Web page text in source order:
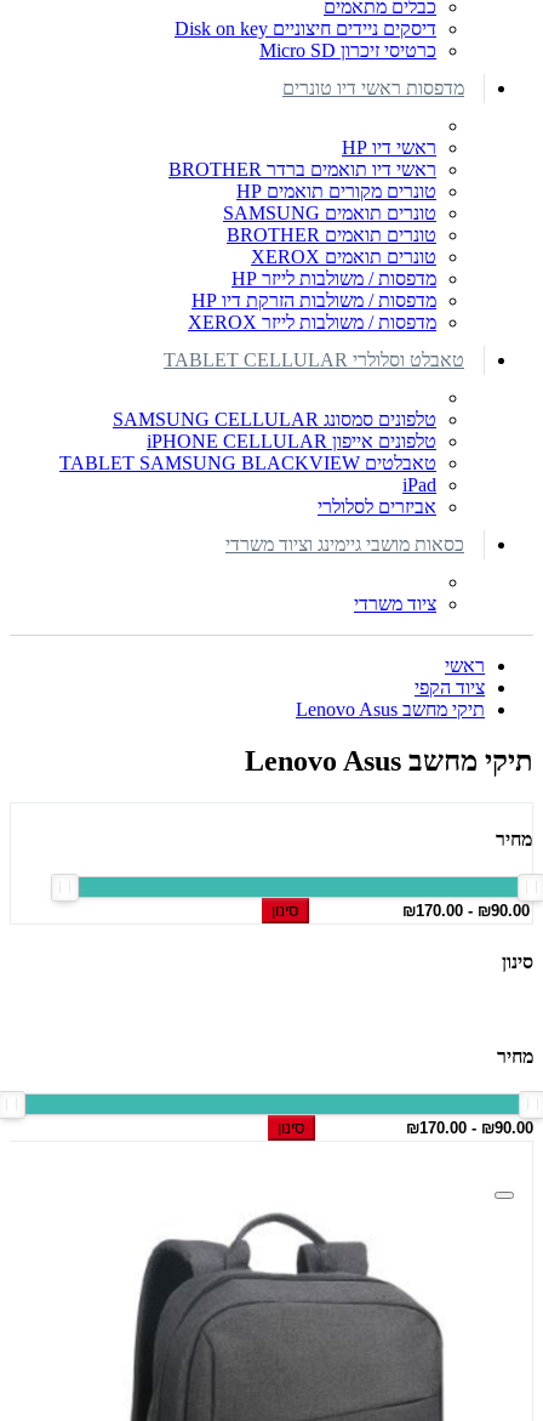
כבלים מתאמים
דיסקים ניידים חיצוניים Disk on key
כרטיסי זיכרון Micro SD
מדפסות ראשי דיו טונרים
ראשי דיו HP
ראשי דיו תואמים ברדר BROTHER
טונרים מקורים תואמים HP
טונרים תואמים SAMSUNG
טונרים תואמים BROTHER
טונרים תואמים XEROX
מדפסות / משולבות לייזר HP
מדפסות / משולבות הזרקת דיו HP
מדפסות / משולבות לייזר XEROX
טאבלט וסלולרי TABLET CELLULAR
טלפונים סמסונג SAMSUNG CELLULAR
טלפונים אייפון iPHONE CELLULAR
טאבלטים TABLET SAMSUNG BLACKVIEW
iPad
אביזרים לסלולרי
כסאות מושבי גיימינג וציוד משרדי
ציוד משרדי
ראשי
ציוד הקפי
תיקי מחשב Lenovo Asus
תיקי מחשב Lenovo Asus
מחיר
סינון
סינון
מחיר
סינון